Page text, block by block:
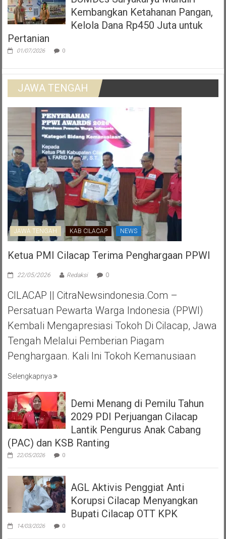
Kembangkan Ketahanan Pangan,
Kelola Dana Rp450 Juta untuk
Pertanian
01/07/2026 0
JAWA TENGAH
JAWA TENGAH KAB CILACAP NEWS
Ketua PMI Cilacap Terima Penghargaan PPWI
22/05/2026 Redaksi 0
CILACAP || CitraNewsindonesia.com –
Persatuan Pewarta Warga Indonesia (PPWI)
Kembali Mengapresiasi Tokoh Di Cilacap, Jawa
Tengah Melalui Pemberian Piagam
Penghargaan. Kali Ini Tokoh Kemanusiaan
Selengkapnya
Demi Menang di Pemilu Tahun
2029 PDI Perjuangan Cilacap
Lantik Pengurus Anak Cabang
(PAC) dan KSB Ranting
22/05/2026 0
AGL Aktivis Penggiat Anti
Korupsi Cilacap Menyangkan
Bupati Cilacap OTT KPK
14/03/2026 0